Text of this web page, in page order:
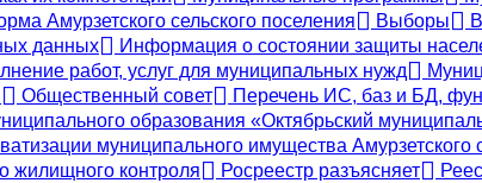
Амурзетского сельского поселения Выборы
данных
Информация о состоянии защиты
работ, услуг для муниципальных нужд
Общественный совет
Перечень ИС, баз и БД,
образования «Октябрьский
муниципального имущества Амурзетского
жилищного контроля Росреестр разъясняет